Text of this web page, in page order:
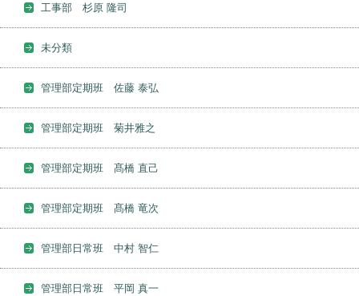
工事部 杉原 隆司
未分類
管理部定期班 佐藤 泰弘
管理部定期班 菊井雅之
管理部定期班 髙橋 直己
管理部定期班 髙橋 竜次
管理部日常班 中村 智仁
管理部日常班 平岡 真一